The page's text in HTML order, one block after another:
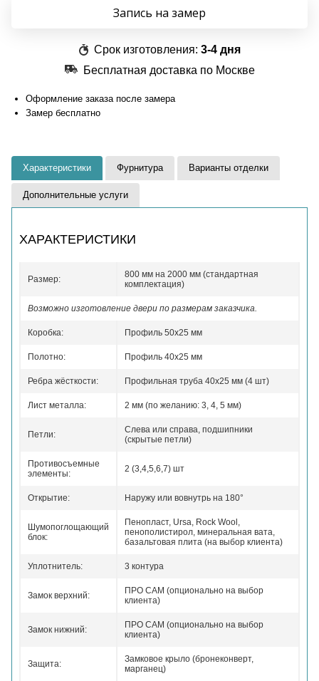
Запись на замер
Срок изготовления: 3-4 дня
Бесплатная доставка по Москве
Оформление заказа после замера
Замер бесплатно
Характеристики Фурнитура Варианты отделки
Дополнительные услуги
ХАРАКТЕРИСТИКИ
Размер:
800 мм на 2000 мм (стандартная
комплектация)
Возможно изготовление двери по размерам заказчика.
Коробка: Профиль 50x25 мм
Полотно: Профиль 40x25 мм
Ребра жёсткости: Профильная труба 40х25 мм (4 шт)
Лист металла: 2 мм (по желанию: 3, 4, 5 мм)
Петли:
Слева или справа, подшипники
(скрытые петли)
Противосъемные
элементы:
2 (3,4,5,6,7) шт
Открытие: Наружу или вовнутрь на 180°
Шумопоглощающий
блок:
Пенопласт, Ursa, Rock Wool,
пенополистирол, минеральная вата,
базальтовая плита (на выбор клиента)
Уплотнитель: 3 контура
Замок верхний:
ПРО САМ (опционально на выбор
клиента)
Замок нижний:
ПРО САМ (опционально на выбор
клиента)
Защита:
Замковое крыло (бронеконверт,
марганец)